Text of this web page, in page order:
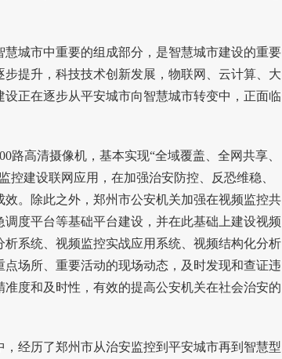
城市中重要的组成部分，是智慧城市建设的重要
提升，科技技术创新发展，物联网、云计算、大
正在逐步从平安城市向智慧城市转变中，正面临
路高清摄像机 ，基本实现“全域覆盖、全网共享、
控建设联网应用，在加强治安防控、反恐维稳、
。除此之外，郑州市公安机关加强在视频监控共
度平台等基础平台建设，并在此基础上建设视频
系统、视频监控实战应用系统、视频结构化分析
场所、重要活动的现场动态，及时发现和查证违
度和及时性，有效的提高公安机关在社会治安的
经历了郑州市从治安监控到平安城市再到智慧型